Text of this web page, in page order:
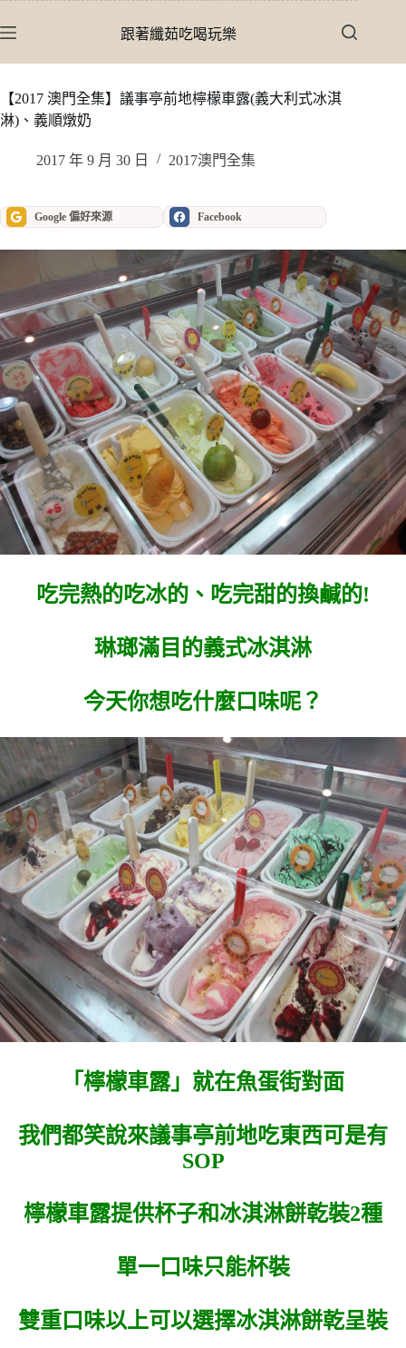
至
內
容
跟著纖茹吃喝玩樂
【2017 澳門全集】議事亭前地檸檬車露(義大利式冰淇
淋)、義順燉奶
2017 年 9 月 30 日 2017澳門全集
Google 偏好來源 Facebook
吃完熱的吃冰的、吃完甜的換鹹的!
琳瑯滿目的義式冰淇淋
今天你想吃什麼口味呢？
「檸檬車露」就在魚蛋街對面
我們都笑說來議事亭前地吃東西可是有
SOP
檸檬車露提供杯子和冰淇淋餅乾裝2種
單一口味只能杯裝
雙重口味以上可以選擇冰淇淋餅乾呈裝